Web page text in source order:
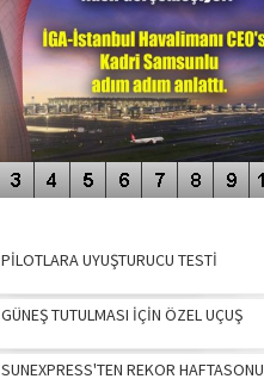
PİLOTLARA UYUŞTURUCU TESTİ
GÜNEŞ TUTULMASI İÇİN ÖZEL UÇUŞ
SUNEXPRESS'TEN REKOR HAFTASONU